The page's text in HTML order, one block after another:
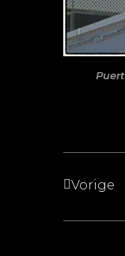
Vorige